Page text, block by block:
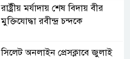
রাষ্ট্রীয় মর্যাদায় শেষ বিদায় বীর
মুক্তিযোদ্ধা রবীন্দ্র চন্দকে
সিলেট অনলাইন প্রেসক্লাবে জুলাই